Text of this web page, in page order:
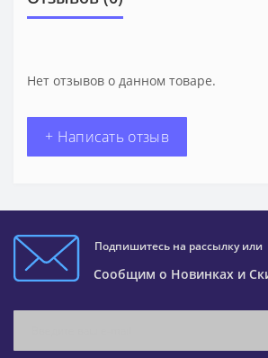
Нет отзывов о данном товаре.
+ Написать отзыв
Подпишитесь на рассылку или
Сообщим о Новинках и